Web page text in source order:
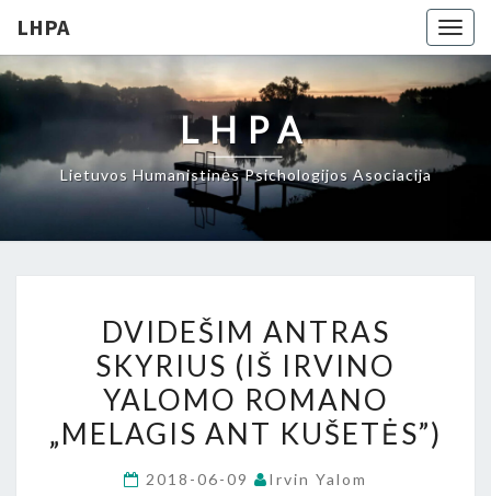
LHPA
LHPA
Lietuvos Humanistinės Psichologijos Asociacija
ANTRAS
SKYRIUS
(IŠ
IRVINO
ROMANO
DVIDEŠIM ANTRAS
SKYRIUS (IŠ IRVINO
YALOMO ROMANO
„MELAGIS ANT KUŠETĖS”)
2018-06-09 Irvin Yalom